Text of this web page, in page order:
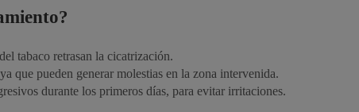
tabaco retrasan la cicatrización.
que pueden generar molestias en la zona intervenida.
durante los primeros días, para evitar irritaciones.